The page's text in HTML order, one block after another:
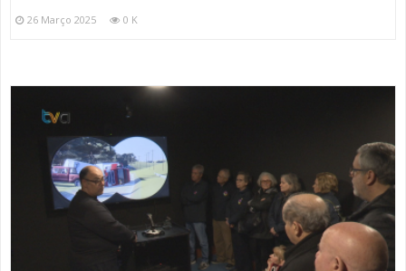
26 Março 2025 0 K